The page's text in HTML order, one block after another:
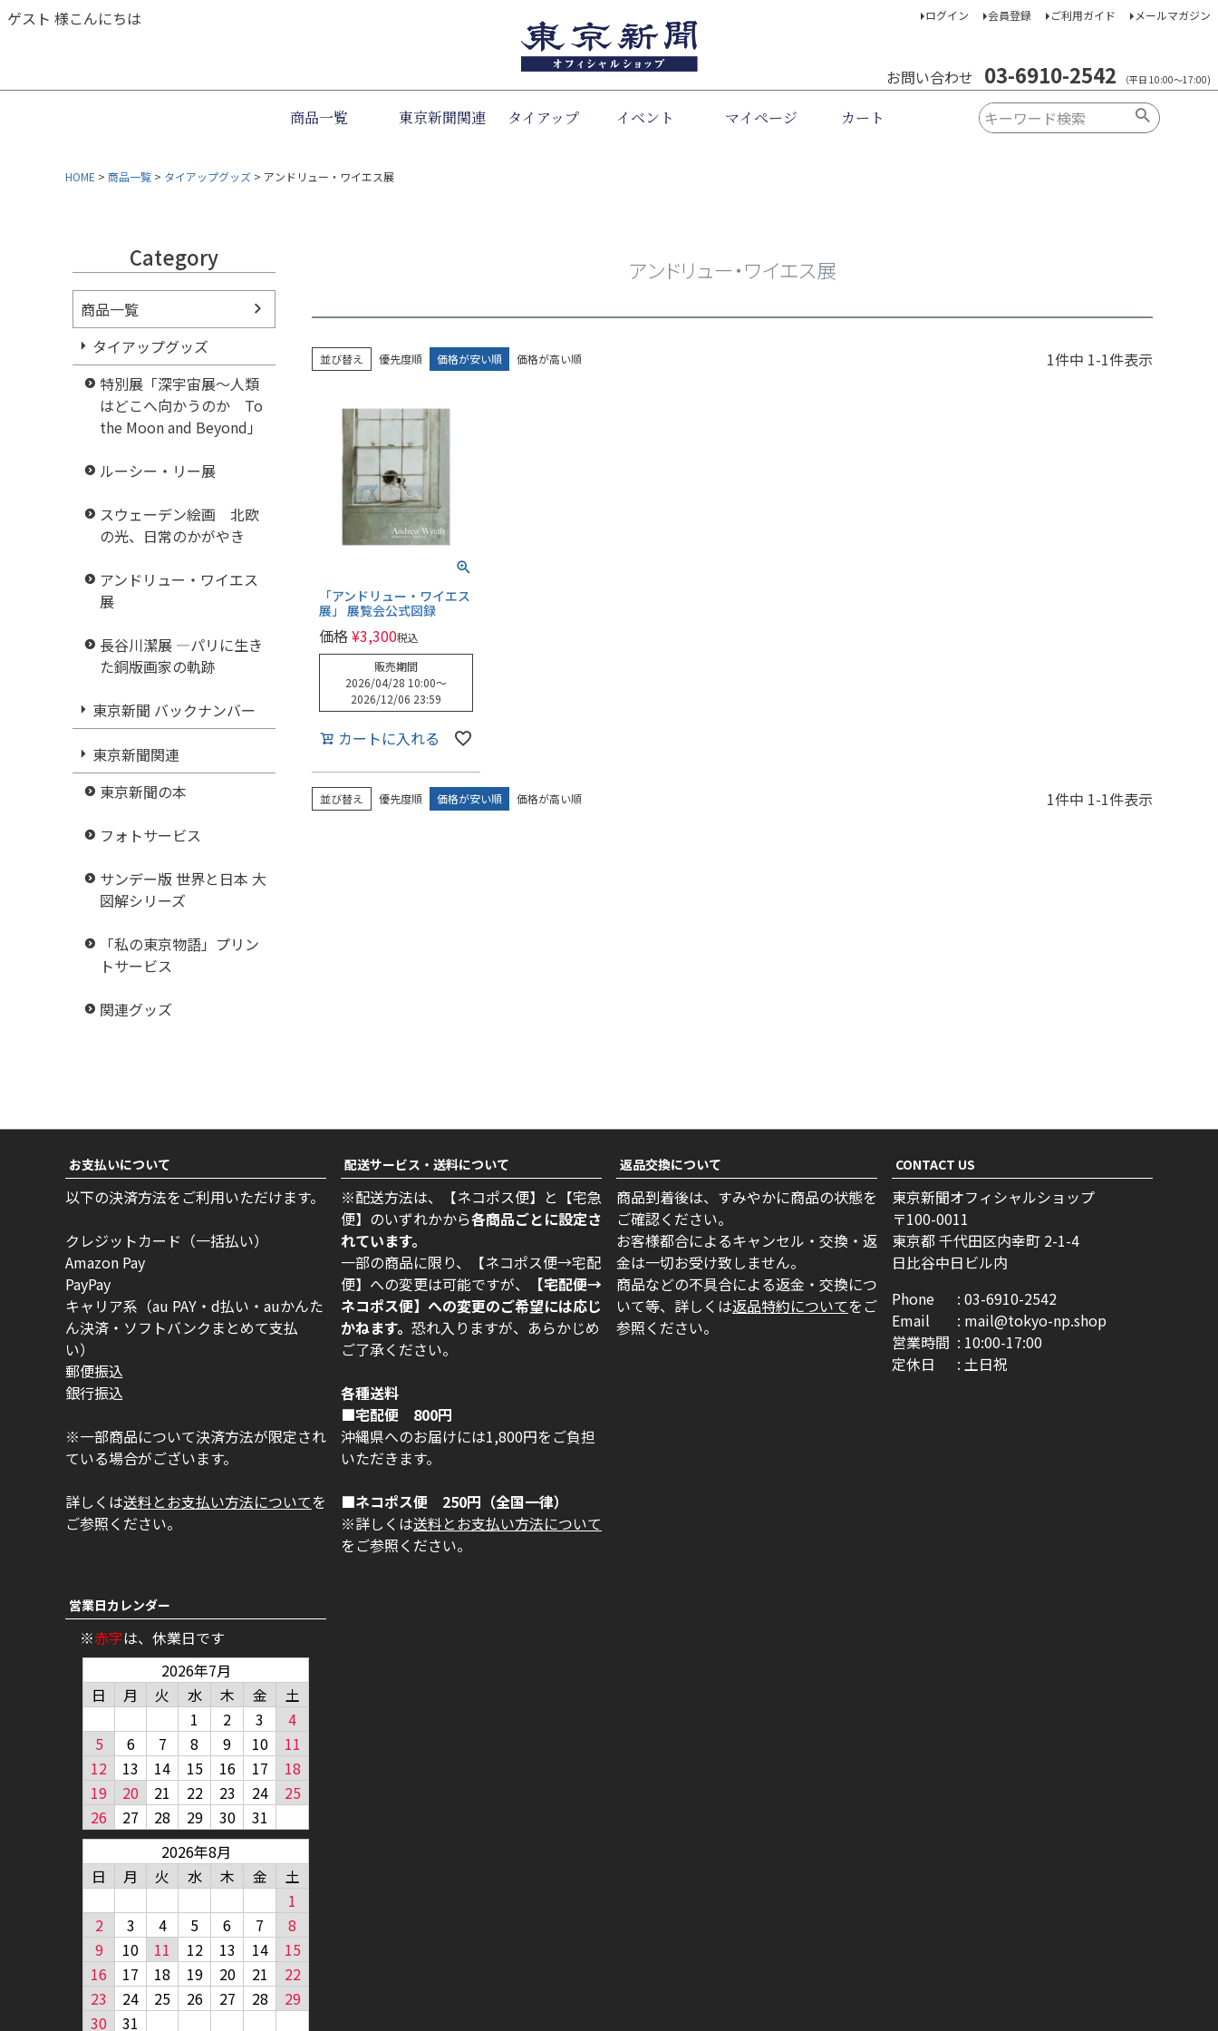
ゲスト 様こんにちは ログイン 会員登録 ご利用ガイド メールマガジン
お問い合わせ 03-6910-2542 （平日 10:00～17:00)
商品一覧 東京新聞関連 タイアップ イベント マイページ カート
HOME 商品一覧 タイアップグッズ アンドリュー・ワイエス展
Category
商品一覧
タイアップグッズ
特別展「深宇宙展～人類
はどこへ向かうのか To
the Moon and Beyond」
ルーシー・リー展
スウェーデン絵画 北欧
の光、日常のかがやき
アンドリュー・ワイエス
展
長谷川潔展 ―パリに生き
た銅版画家の軌跡
東京新聞 バックナンバー
東京新聞関連
東京新聞の本
フォトサービス
サンデー版 世界と日本 大
図解シリーズ
「私の東京物語」プリン
トサービス
関連グッズ
アンドリュー・ワイエス展
並び替え 優先度順 価格が安い順 価格が高い順 1件中 1-1件表示
「アンドリュー・ワイエス
展」 展覧会公式図録
価格¥3,300税込
販売期間
2026/04/28 10:00〜
2026/12/06 23:59
カートに入れる
並び替え 優先度順 価格が安い順 価格が高い順 1件中 1-1件表示
お支払いについて
以下の決済方法をご利用いただけます。
クレジットカード（一括払い）
Amazon Pay
PayPay
キャリア系（au PAY・d払い・auかんた
ん決済・ソフトバンクまとめて支払
い）
郵便振込
銀行振込
※一部商品について決済方法が限定され
ている場合がございます。
詳しくは送料とお支払い方法についてを
ご参照ください。
配送サービス・送料について
※配送方法は、【ネコポス便】と【宅急
便】のいずれかから各商品ごとに設定さ
れています。
一部の商品に限り、【ネコポス便→宅配
便】への変更は可能ですが、
【宅配便→
ネコポス便】への変更のご希望には応じ
かねます。 恐れ入りますが、あらかじめ
ご了承ください。
各種送料
■宅配便 800円
沖縄県へのお届けには1,800円をご負担
いただきます。
■ネコポス便 250円（全国一律）
※詳しくは送料とお支払い方法について
をご参照ください。
返品交換について
商品到着後は、すみやかに商品の状態を
ご確認ください。
お客様都合によるキャンセル・交換・返
金は一切お受け致しません。
商品などの不具合による返金・交換につ
いて等、詳しくは返品特約についてをご
参照ください。
CONTACT US
東京新聞オフィシャルショップ
100-0011
東京都 千代田区内幸町 2-1-4
日比谷中日ビル内
Phone
03-6910-2542
Email
mail@tokyo-np.shop
営業時間
10:00-17:00
定休日
土日祝
営業日カレンダー
※赤字は、休業日です
2026年7月
日
月 火 水 木 金
土
1
2 3
4
5
6 7 8 9 10
11
12
13 14 15 16 17
18
19
20 21 22 23 24
25
26
27 28 29 30
31
2026年8月
日
月 火 水 木 金
土
1
2
3 4 5 6 7
8
9
10 11 12 13 14
15
16
17 18 19 20 21
22
23
24 25 26 27 28
29
30
31